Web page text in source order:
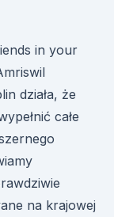
in your
działa, że
całe
na krajowej